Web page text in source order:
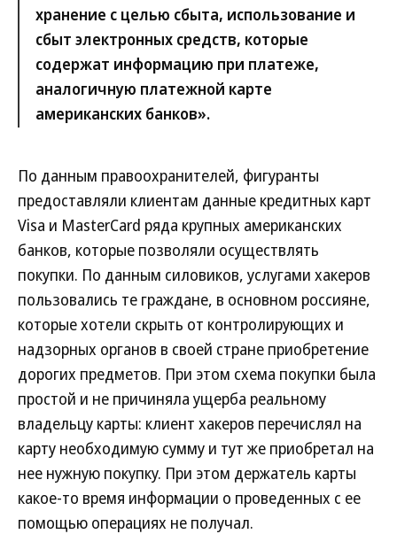
хранение с целью сбыта, использование и
сбыт электронных средств, которые
содержат информацию при платеже,
аналогичную платежной карте
американских банков».
По данным правоохранителей, фигуранты
предоставляли клиентам данные кредитных карт
Visa и MasterCard ряда крупных американских
банков, которые позволяли осуществлять
покупки. По данным силовиков, услугами хакеров
пользовались те граждане, в основном россияне,
которые хотели скрыть от контролирующих и
надзорных органов в своей стране приобретение
дорогих предметов. При этом схема покупки была
простой и не причиняла ущерба реальному
владельцу карты: клиент хакеров перечислял на
карту необходимую сумму и тут же приобретал на
нее нужную покупку. При этом держатель карты
какое-то время информации о проведенных с ее
помощью операциях не получал.